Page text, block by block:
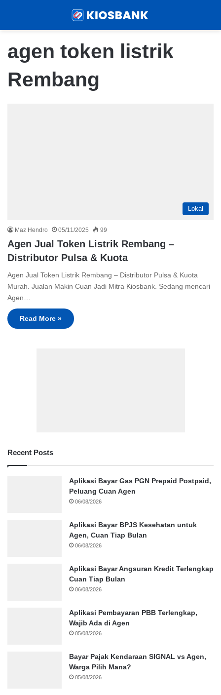
agen token listrik
Rembang
Lokal
Maz Hendro 05/11/2025 99
Agen Jual Token Listrik Rembang –
Distributor Pulsa & Kuota
Agen Jual Token Listrik Rembang – Distributor Pulsa & Kuota
Murah. Jualan Makin Cuan Jadi Mitra Kiosbank. Sedang mencari
Agen…
Read More »
Recent Posts
Aplikasi Bayar Gas PGN Prepaid Postpaid,
Peluang Cuan Agen
06/08/2026
Aplikasi Bayar BPJS Kesehatan untuk
Agen, Cuan Tiap Bulan
06/08/2026
Aplikasi Bayar Angsuran Kredit Terlengkap
Cuan Tiap Bulan
06/08/2026
Aplikasi Pembayaran PBB Terlengkap,
Wajib Ada di Agen
05/08/2026
Bayar Pajak Kendaraan SIGNAL vs Agen,
Warga Pilih Mana?
05/08/2026